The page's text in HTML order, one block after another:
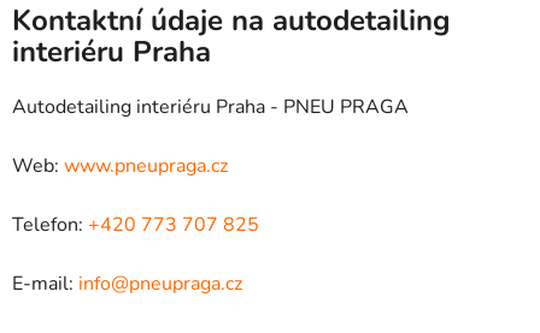
Kontaktní údaje na autodetailing
interiéru Praha
Autodetailing interiéru Praha - PNEU PRAGA
Web: www.pneupraga.cz
Telefon: +420 773 707 825
E-mail: info@pneupraga.cz